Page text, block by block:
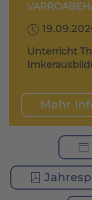
Unterricht
Mehr